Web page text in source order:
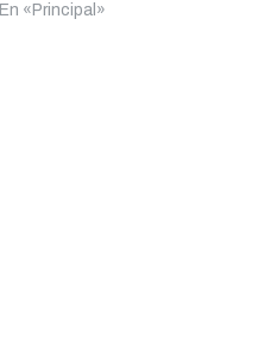
En «Principal»